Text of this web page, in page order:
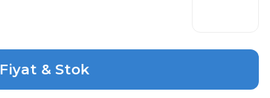
Fiyat & Stok